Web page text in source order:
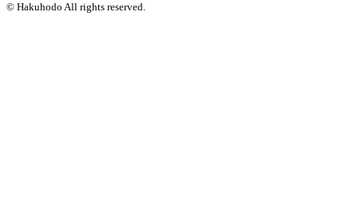
© Hakuhodo All rights reserved.